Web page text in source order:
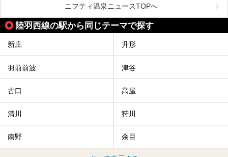
舞鶴山の山頂まで軽いハイキングの気分で登れば、そこでは
なんと「人間将棋」が行われているのです！
「人間将棋」とは昭和31年から毎年春に山形県天童市で行
われている一大イベントで、甲冑や着物姿の武者に扮した人
間が将棋の駒となり、対局を行っているのです。
人気漫画「３月のライオン」の中でもこの人間将棋のシーン
りに、思わず吹き出してしまった読者もいることでしょう。
われます。また、23日は「天童百面指し」が行われ、人間
とができます。
天童市には温泉も多数あるので、桜と人間将棋を見た後はゆ
っくり温泉に浸かってはいかがでしょうか。
今回は山形県天童市のおすすめ温泉をご紹介します！
ニフティ温泉ニュースTOPへ
陸羽西線の駅から同じテーマで探す
新庄 升形
羽前前波 津谷
古口 高屋
清川 狩川
南野 余目